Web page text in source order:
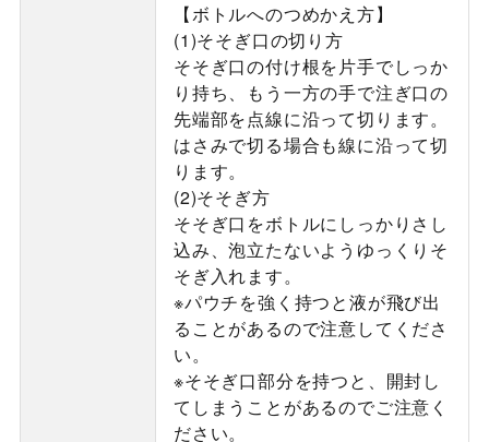
【ボトルへのつめかえ方】
(1)そそぎ口の切り方
そそぎ口の付け根を片手でしっか
り持ち、もう一方の手で注ぎ口の
先端部を点線に沿って切ります。
はさみで切る場合も線に沿って切
ります。
(2)そそぎ方
そそぎ口をボトルにしっかりさし
込み、泡立たないようゆっくりそ
そぎ入れます。
※パウチを強く持つと液が飛び出
ることがあるので注意してくださ
い。
※そそぎ口部分を持つと、開封し
てしまうことがあるのでご注意く
ださい。